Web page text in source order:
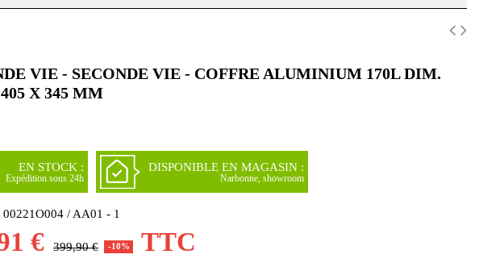
VIE - SECONDE VIE - COFFRE ALUMINIUM 170L DIM.
X 345 MM
EN STOCK :
Expédition sous 24h
DISPONIBLE EN MAGASIN :
Narbonne, showroom
00221O004 / AA01 - 1
€ 399,90 € -10% TTC